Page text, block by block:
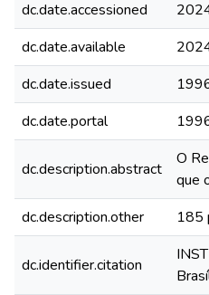
dc.date.accessioned
dc.date.available
dc.date.issued
dc.date.portal
dc.description.abstract
O
que
dc.description.other 185
dc.identifier.citation